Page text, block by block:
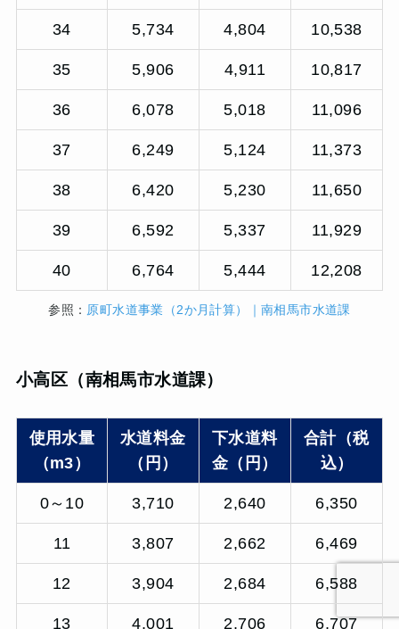
34 5,734 4,804 10,538
35 5,906 4,911 10,817
36 6,078 5,018 11,096
37 6,249 5,124 11,373
38 6,420 5,230 11,650
39 6,592 5,337 11,929
40 6,764 5,444 12,208
参照： 原町水道事業（2か月計算）｜南相馬市水道課
小高区（南相馬市水道課）
使用水量
（m3）
水道料金
（円）
下水道料
金（円）
合計（税
込）
0～10 3,710 2,640 6,350
11 3,807 2,662 6,469
12 3,904 2,684 6,588
13 4,001 2,706 6,707